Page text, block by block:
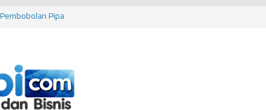
Pipa
Produksi Air
Jabung